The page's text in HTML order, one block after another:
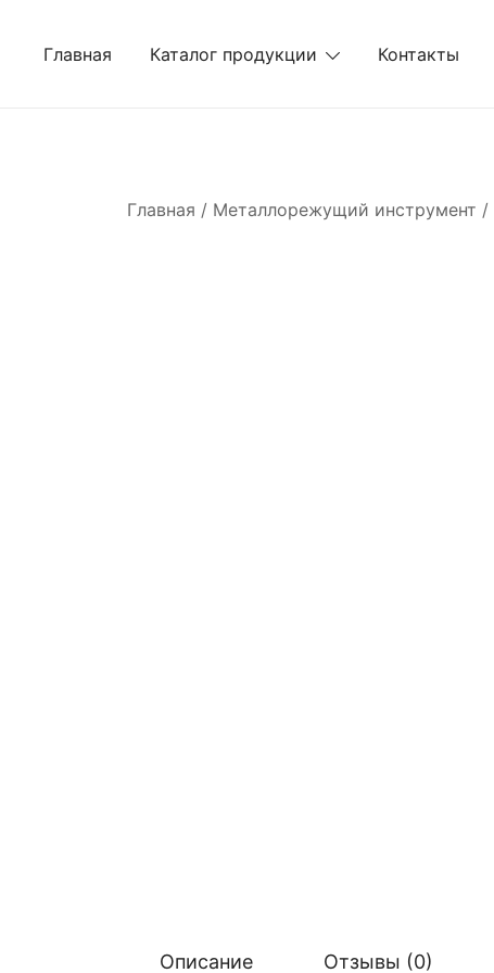
Главная Каталог продукции Контакты
Главная / Металлорежущий инструмент /
Описание Отзывы (0)